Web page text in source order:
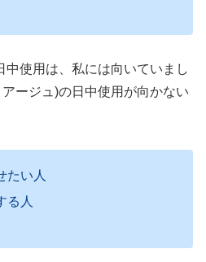
中使用は、私には向いていまし
ージュ)の日中使用が向かない
たい人
る人